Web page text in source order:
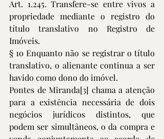
Art. 1.245. Transfere-se entre vivos a
propriedade mediante o registro do
título translativo no Registro de
Imóveis.
§ 1o Enquanto não se registrar o título
translativo, o alienante continua a ser
havido como dono do imóvel.
Pontes de Miranda[3] chama a atenção
para a existência necessária de dois
negócios jurídicos distintos, que
podem ser simultâneos, o da compra e